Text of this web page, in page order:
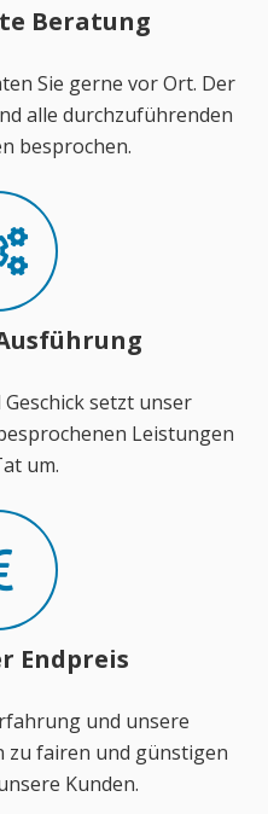
Beratung
Sie gerne vor Ort. Der
alle durchzuführenden
besprochen.
setzt unser
Leistungen
um.
Endpreis
und unsere
zu fairen und günstigen
Kunden.